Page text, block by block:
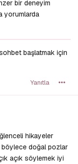
bir deneyim
yorumlarda
başlatmak için
Yanıtla
hikayeler
böylece doğal pozlar
açık söylemek iyi